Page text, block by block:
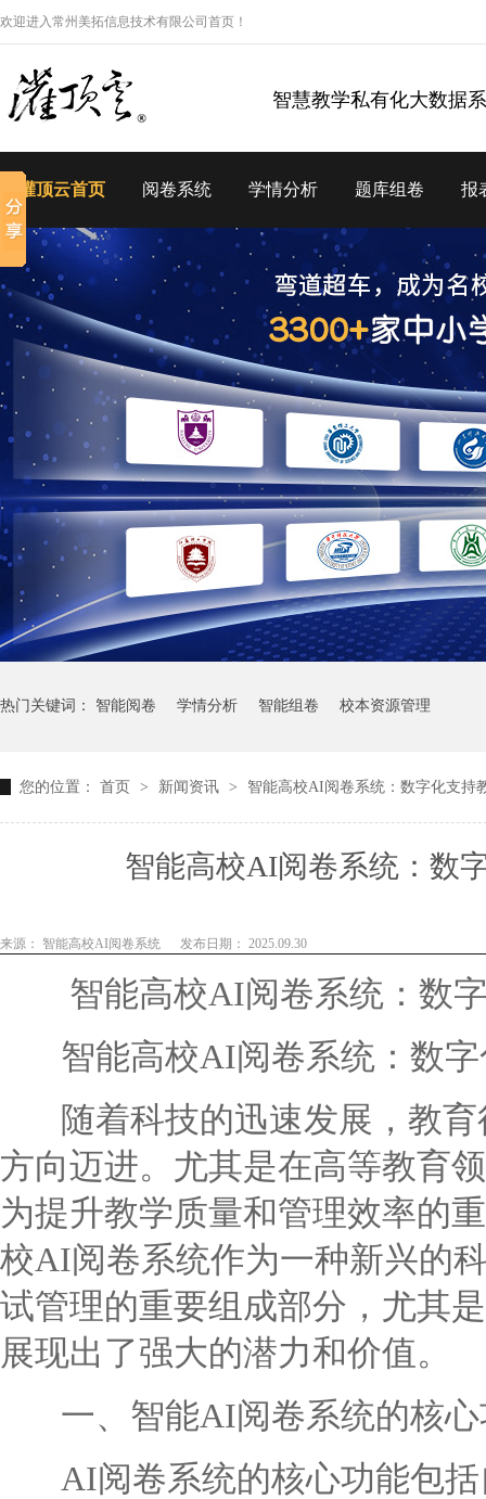
欢迎进入常州美拓信息技术有限公司首页！
智慧教学私有化大数据
灌顶云首页 阅卷系统 学情分析 题库组卷 报
热门关键词： 智能阅卷 学情分析 智能组卷 校本资源管理
您的位置： 首页 > 新闻资讯 > 智能高校AI阅卷系统：数字化支持
智能高校AI阅卷系统：数
来源： 智能高校AI阅卷系统 发布日期： 2025.09.30
智能高校AI阅卷系统：数
智能高校AI阅卷系统：数字
随着科技的迅速发展，教育
方向迈进。尤其是在高等教育
为提升教学质量和管理效率的
校AI阅卷系统作为一种新兴的
试管理的重要组成部分，尤其
展现出了强大的潜力和价值。
一、智能AI阅卷系统的核心
AI阅卷系统的核心功能包括